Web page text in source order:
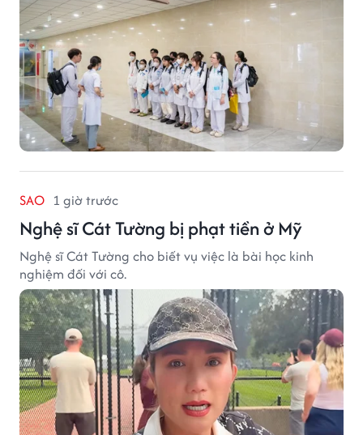
SAO 1 giờ trước
Nghệ sĩ Cát Tường bị phạt tiền ở Mỹ
Nghệ sĩ Cát Tường cho biết vụ việc là bài học kinh
nghiệm đối với cô.